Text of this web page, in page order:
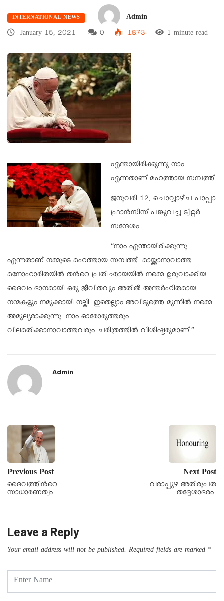
INTERNATIONAL NEWS
Admin
January 15, 2021
0 1873 1 minute read
എന്തായിരിക്കുന്നു നാം
എന്നതാണ് മഹത്തായ സമ്പത്ത്
ജനുവരി 12, ചൊവ്വാഴ്ച പാപ്പാ
ഫ്രാന്‍സിസ് പങ്കുവച്ച ട്വിറ്റര്‍
സന്ദേശം.
“നാം എന്തായിരിക്കുന്നു
എന്നതാണ് നമ്മുടെ മഹത്തായ സമ്പത്ത്: മായ്ക്കാനാവാത്ത
മനോഹാരിതയില്‍ തന്‍റെ പ്രതിഛായയില്‍ നമ്മെ ഉരുവാക്കിയ
ദൈവം ദാനമായി ഒരു ജീവിതവും അതില്‍ അന്തര്‍ഹിതമായ
നന്മകളും നമുക്കായി നല്കി. ഇതെല്ലാം അവിടുത്തെ മുന്നില്‍ നമ്മെ
അമൂല്യരാക്കുന്നു. നാം ഓരോരുത്തരും
വിലമതിക്കാനാവാത്തവരും ചരിത്രത്തില്‍ വിശിഷ്ടരുമാണ്.”
Admin
Previous Post
ദൈവത്തിന്‍റെ
സാധാരണത്വം…
Next Post
വരാപ്പുഴ അതിരൂപത
തദ്ദേശാദരം
Leave a Reply
Your email address will not be published. Required fields are marked *